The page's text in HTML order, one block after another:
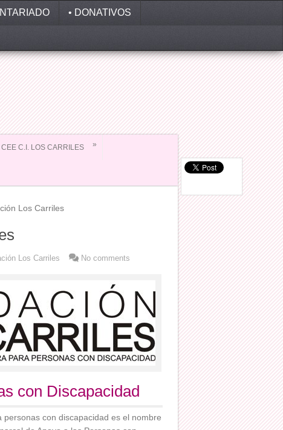
• DONATIVOS
CEE C.I. LOS CARRILES »
Los Carriles
Los Carriles No comments
con Discapacidad
con discapacidad es el nombre